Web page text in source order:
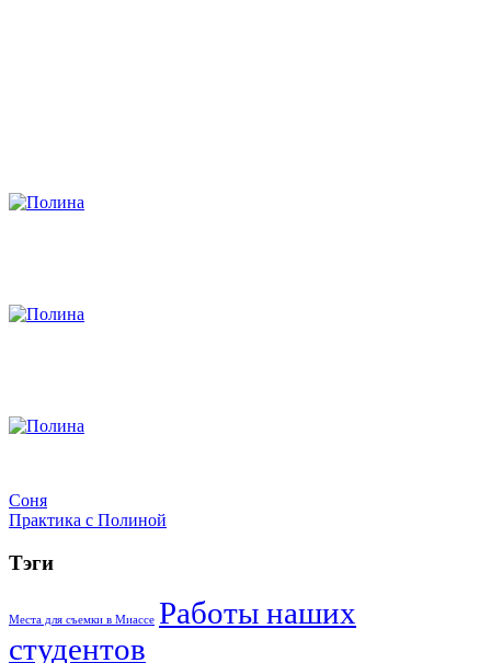
Навигация
по
записям
Соня
Практика с Полиной
Тэги
Места для съемки в Миассе Работы наших
студентов